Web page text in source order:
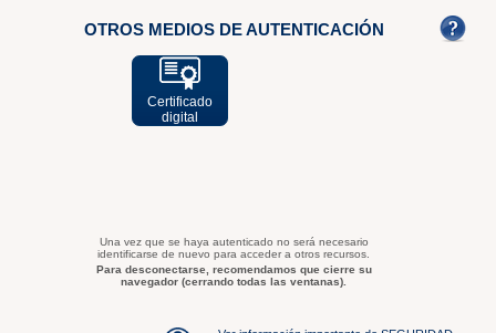
OTROS MEDIOS DE AUTENTICACIÓN
Certificado
digital
Una vez que se haya autenticado no será necesario
identificarse de nuevo para acceder a otros recursos.
Para desconectarse, recomendamos que cierre su
navegador (cerrando todas las ventanas).